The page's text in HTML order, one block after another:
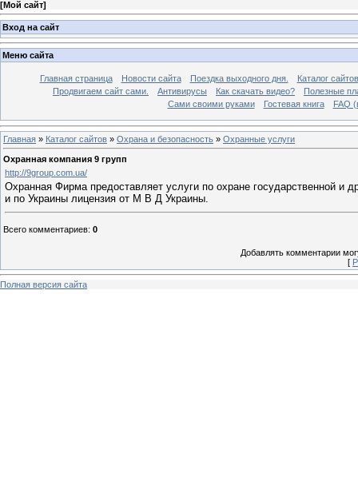
[Мой сайт]
Вход на сайт
Меню сайта
Главная страница Новости сайта Поездка выходного дня.
Каталог сайтов
Продвигаем сайт сами.
Антивирусы Как скачать видео?
Полезные
Сами своими руками
Гостевая книга FAQ
Главная » Каталог сайтов » Охрана и безопасность » Охранные услуги
Охранная компания 9 групп
http://9group.com.ua/
Охранная Фирма предоставляет услуги по охране государственной и
и по Украины лицензия от М В Д Украины.
Всего комментариев: 0
Добавлять комментарии
[
Полная версия сайта